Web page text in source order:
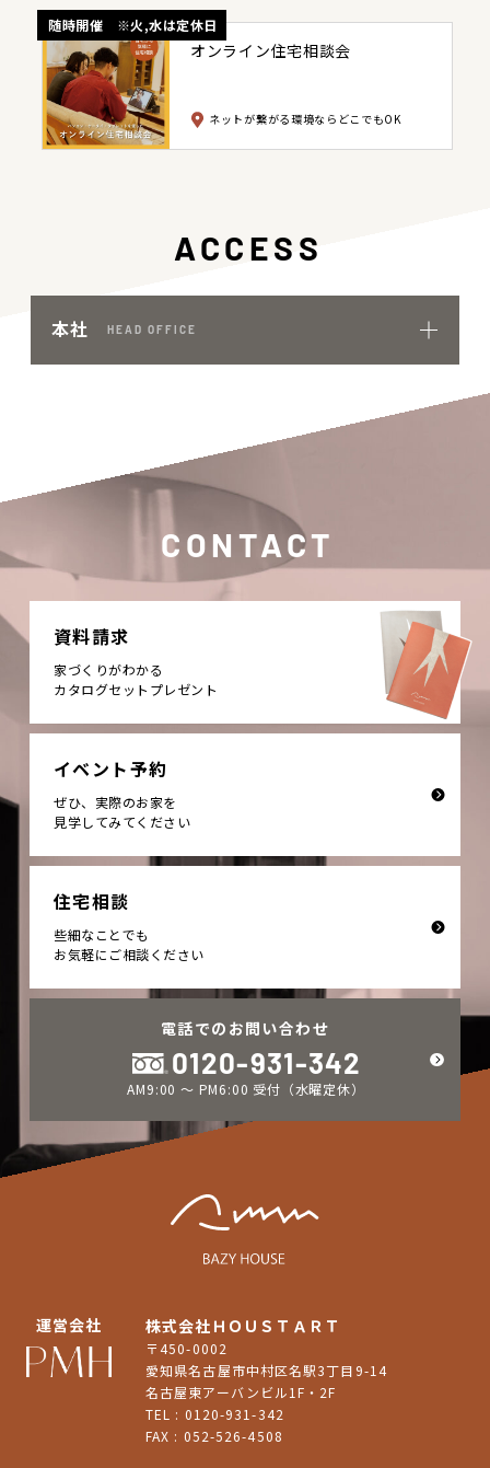
随時開催 ※火,水は定休日
オンライン住宅相談会
ネットが繋がる環境ならどこでもOK
ACCESS
本社 HEAD OFFICE
CONTACT
資料請求
家づくりがわかる
カタログセットプレゼント
イベント予約
ぜひ、実際のお家を
見学してみてください
住宅相談
些細なことでも
お気軽にご相談ください
電話でのお問い合わせ
0120-931-342
AM9:00 ～ PM6:00 受付（水曜定休）
運営会社 株式会社ＨＯＵＳＴＡＲＴ
〒450-0002
愛知県名古屋市中村区名駅3丁目9-14
名古屋東アーバンビル1F・2F
TEL : 0120-931-342
FAX : 052-526-4508